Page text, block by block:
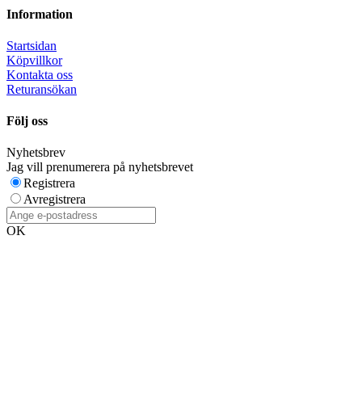
Information
Startsidan
Köpvillkor
Kontakta oss
Returansökan
Följ oss
Nyhetsbrev
Jag vill prenumerera på nyhetsbrevet
Registrera
Avregistrera
OK